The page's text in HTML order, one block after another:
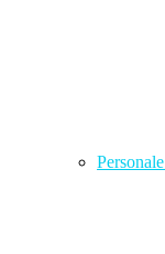
Personale